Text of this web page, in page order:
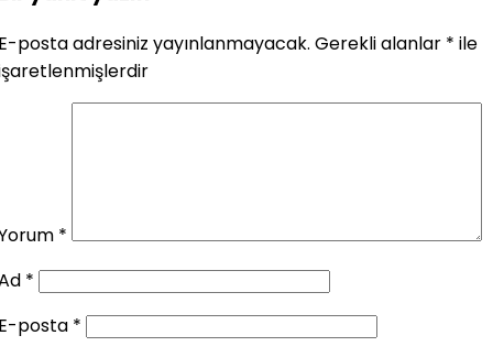
posta adresiniz yayınlanmayacak. Gerekli alanlar * ile
*
*
posta *